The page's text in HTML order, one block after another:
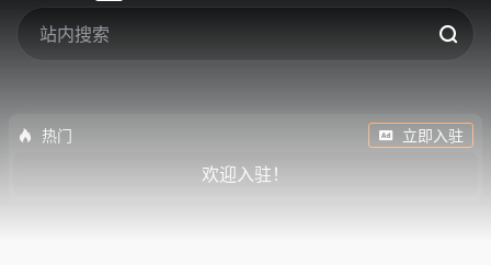
热门 立即入驻
欢迎入驻！